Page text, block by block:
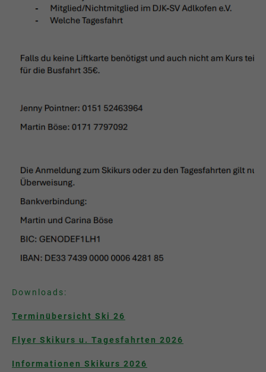
Downloads:
Terminübersicht Ski 26
Flyer Skikurs u. Tagesfahrten 2026
Informationen Skikurs 2026